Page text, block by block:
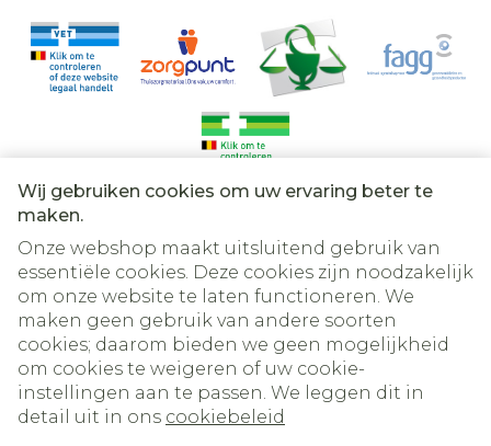
Wij gebruiken cookies om uw ervaring beter te
maken.
Onze webshop maakt uitsluitend gebruik van
essentiële cookies. Deze cookies zijn noodzakelijk
om onze website te laten functioneren. We
maken geen gebruik van andere soorten
cookies; daarom bieden we geen mogelijkheid
om cookies te weigeren of uw cookie-
instellingen aan te passen. We leggen dit in
detail uit in ons cookiebeleid
2 x 20 mg per dag of 1 x 40 mg per dag
afhankelijk van de richtlijnen.
Behandelingsduur: 1 tot 2 weken.
Behandeling: 20 mg, 1 x /dag.
Behandelingsduur: 4 tot 8 weken.
Primaire preventie (bij risicopatiënten): 20
mg, 1 x /dag.
Juridische links